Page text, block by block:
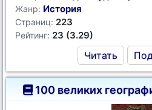
Жанр: История
Страниц: 223
Рейтинг: 23 (3.29)
Читать
100 великих